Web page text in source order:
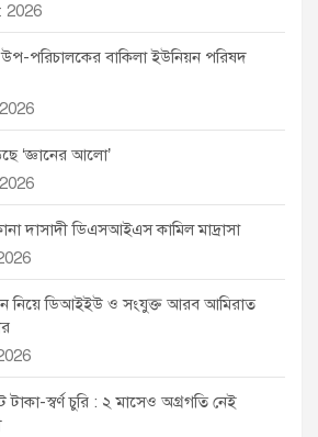
2026
উপ-পরিচালকের বাকিলা ইউনিয়ন পরিষদ
‘জ্ঞানের আলো’
দাসাদী ডিএসআইএস কামিল মাদ্রাসা
নিয়ে ডিআইইউ ও সংযুক্ত আরব আমিরাত
টাকা-স্বর্ণ চুরি : ২ মাসেও অগ্রগতি নেই